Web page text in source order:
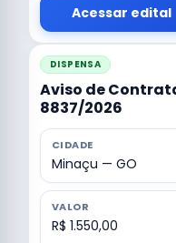
Acessar edital
DISPENSA
Aviso de
8837/2026
CIDADE
Minaçu — GO
VALOR
R$ 1.550,00